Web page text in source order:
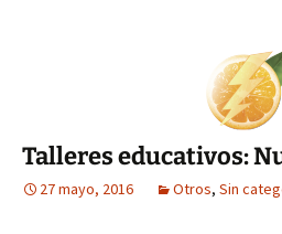
Talleres educativos:
27 mayo, 2016 Otros, Sin